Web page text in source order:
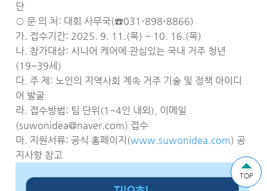
단
○ 문 의 처: 대회 사무국(☎031-898-8866)
가. 접수기간: 2025. 9. 11.(목) ~ 10. 16.(목)
나. 참가대상: 시니어 케어에 관심있는 국내 거주 청년
(19~39세)
다. 주 제: 노인의 지역사회 계속 거주 기술 및 정책 아이디
어 발굴
라. 접수방법: 팀 단위(1~4인 내외), 이메일
(suwonidea@naver.com) 접수
마. 지원서류: 공식 홈페이지(www.suwonidea.com) 공
지사항 참고
TOP